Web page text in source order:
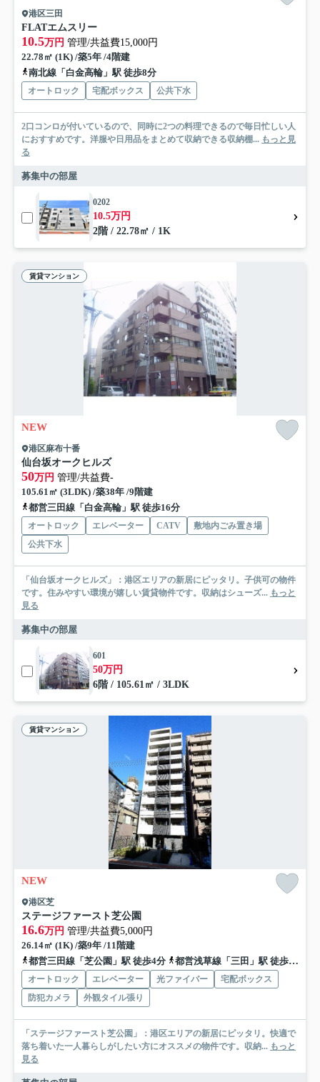
港区三田
FLATエムスリー
10.5万円 管理/共益費15,000円
22.78㎡ (1K) /築5年 /4階建
南北線「白金高輪」駅 徒歩8分
オートロック 宅配ボックス 公共下水
2口コンロが付いているので、同時に2つの料理できるので毎日忙しい人
におすすめです。洋服や日用品をまとめて収納できる収納棚... もっと見
る
募集中の部屋
0202
10.5万円
2階 / 22.78㎡ / 1K
賃貸マンション
NEW
港区麻布十番
仙台坂オークヒルズ
50万円 管理/共益費-
105.61㎡ (3LDK) /築38年 /9階建
都営三田線「白金高輪」駅 徒歩16分
オートロック エレベーター CATV
敷地内ごみ置き場
公共下水
「仙台坂オークヒルズ」：港区エリアの新居にピッタリ。子供可の物件
です。住みやすい環境が嬉しい賃貸物件です。収納はシューズ... もっと
見る
募集中の部屋
601
50万円
6階 / 105.61㎡ / 3LDK
賃貸マンション
NEW
港区芝
ステージファースト芝公園
16.6万円 管理/共益費5,000円
26.14㎡ (1K) /築9年 /11階建
都営三田線「芝公園」駅 徒歩4分
都営浅草線「三田」駅 徒歩7分
オートロック エレベーター 光ファイバー
宅配ボックス
防犯カメラ
外観タイル張り
「ステージファースト芝公園」：港区エリアの新居にピッタリ。快適で
落ち着いた一人暮らしがしたい方にオススメの物件です。収納... もっと
見る